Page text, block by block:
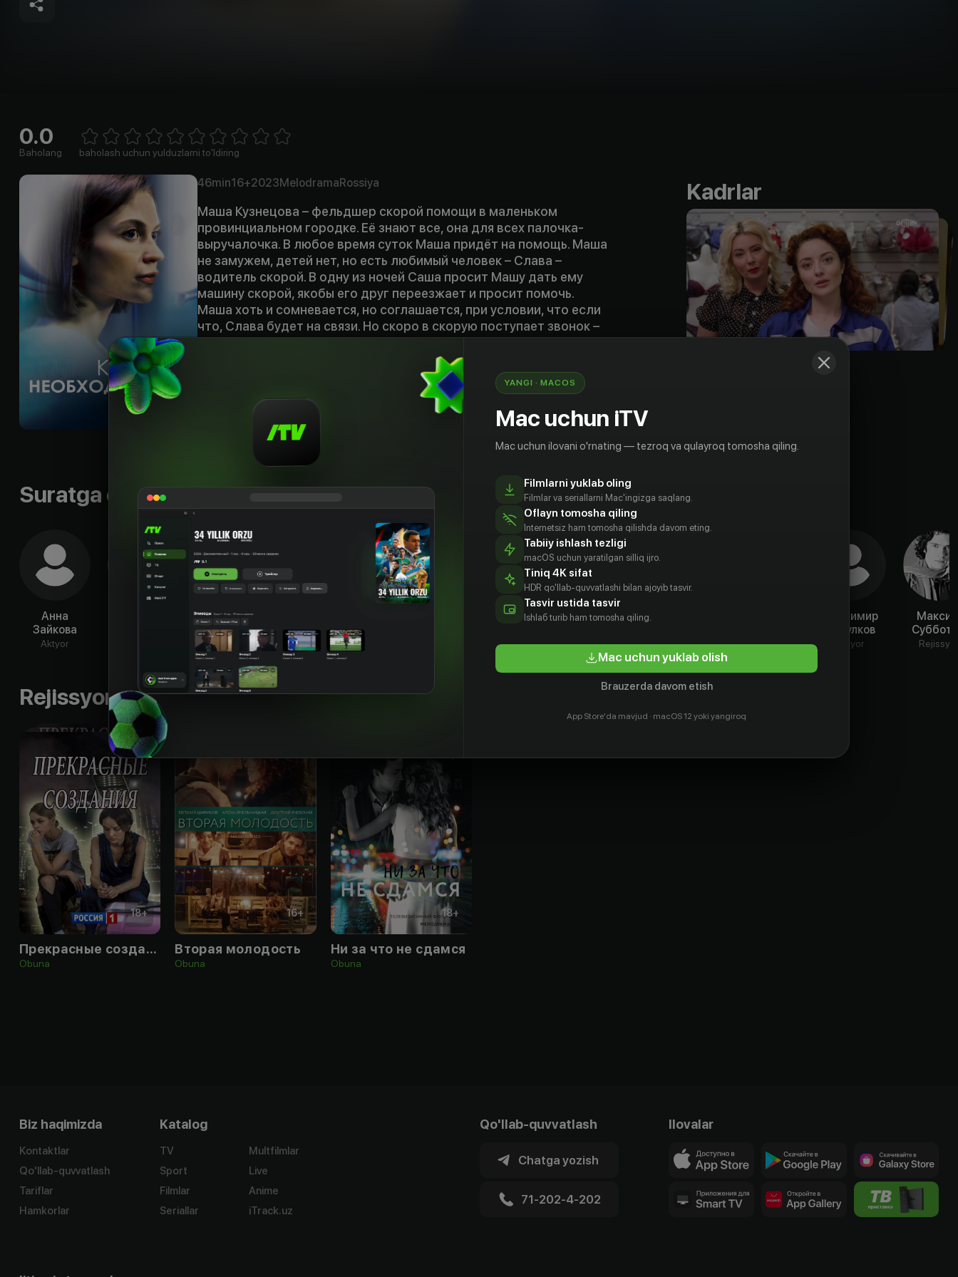
0.0
Baholang 1 Star2 Stars3 Stars4 Stars5 Stars6 Stars7 Stars8 Stars
baholash uchun yulduzlarni to'ldiring
46min16+2023MelodramaRossiya
Маша Кузнецова – фельдшер скорой помощи в маленьком
провинциальном городке. Её знают все, она для всех палочка-
выручалочка. В любое время суток Маша придёт на помощь. Маша
не замужем, детей нет, но есть любимый человек – Слава –
водитель скорой. В одну из ночей Саша просит Машу дать ему
машину скорой, якобы его друг переезжает и просит помочь.
Маша хоть и сомневается, но соглашается, при условии, что если
что, Слава будет на связи. Но скоро в скорую поступает звонок –
мужчина, глава местной администрации в тяжелом состоянии.
Маша не может дозвониться до Славы и решает ехать
самостоятельно. Маша буквально бежит к пациентке и не
успевает. Мужчина умирает. Его брат решает не спускать дело, и
пишет заявление на Машу. Следователь Киреев начинает
следствие по статье 124 УК РФ «Неоказание помощи больному».
Слава умоляет Машу не сдавать его…
Kadrlar
Suratga olish guruhi
Анна
Зайкова
Aktyor
Александр
Арсентьев
Aktyor
Вайнбранд
Aktyor
Александр
Aktyor
Елена Грук-
Aktyor Aktyor Aktyor
Владимир
Царулков
Aktyor Rejissyor
Rejissyorning boshqa ishlari
18+
Прекрасные создания
Obuna
16+
Вторая молодость
Obuna
18+
Ни за что не сдамся
Obuna
Biz haqimizda
Kontaktlar
Qo'llab-quvvatlash
Tariflar
Hamkorlar
Katalog
TV
Sport
Filmlar
Seriallar
Multfilmlar
Live
Anime
iTrack.uz
Qo'llab-quvvatlash
Chatga yozish
71-202-4-202
Ilovalar
YANGI · MACOS
Mac uchun iTV
Mac uchun ilovani o'rnating — tezroq va qulayroq tomosha qiling.
Filmlarni yuklab oling
Filmlar va seriallarni Mac'ingizga saqlang.
Oflayn tomosha qiling
Internetsiz ham tomosha qilishda davom eting.
Tabiiy ishlash tezligi
macOS uchun yaratilgan silliq ijro.
Tiniq 4K sifat
HDR qo'llab-quvvatlashi bilan ajoyib tasvir.
Tasvir ustida tasvir
Ishlаб turib ham tomosha qiling.
Mac uchun yuklab olish
Brauzerda davom etish
App Store'da mavjud · macOS 12 yoki yangiroq